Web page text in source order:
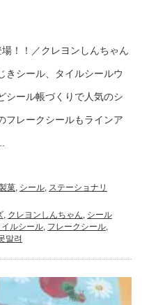
！！／クレヨンしんちゃん
きシール、タイルシールウ
シール帳づくりで人気のシ
フレークシールもラインア
菓, シール, ステーショナリ
, クレヨンしんちゃん, シール
イルシール, フレークシール,
말려